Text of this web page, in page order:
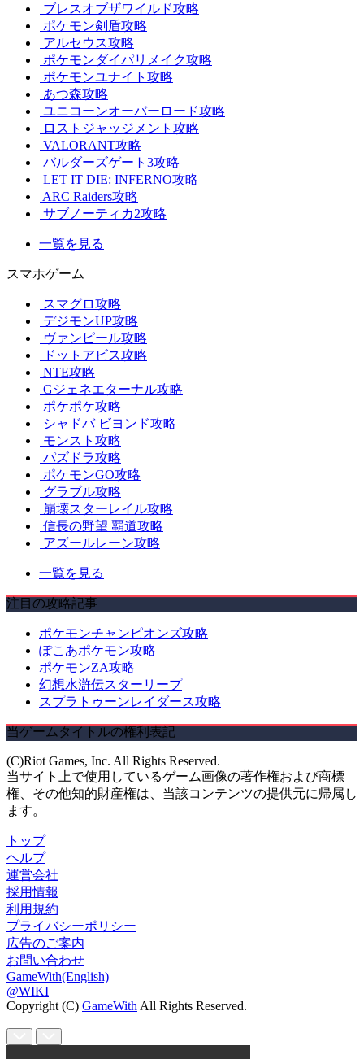
ブレスオブザワイルド攻略
ポケモン剣盾攻略
アルセウス攻略
ポケモンダイパリメイク攻略
ポケモンユナイト攻略
あつ森攻略
ユニコーンオーバーロード攻略
ロストジャッジメント攻略
VALORANT攻略
バルダーズゲート3攻略
LET IT DIE: INFERNO攻略
ARC Raiders攻略
サブノーティカ2攻略
一覧を見る
スマホゲーム
スマグロ攻略
デジモンUP攻略
ヴァンピール攻略
ドットアビス攻略
NTE攻略
Gジェネエターナル攻略
ポケポケ攻略
シャドバ ビヨンド攻略
モンスト攻略
パズドラ攻略
ポケモンGO攻略
グラブル攻略
崩壊スターレイル攻略
信長の野望 覇道攻略
アズールレーン攻略
一覧を見る
注目の攻略記事
ポケモンチャンピオンズ攻略
ぽこあポケモン攻略
ポケモンZA攻略
幻想水滸伝スターリープ
スプラトゥーンレイダース攻略
当ゲームタイトルの権利表記
(C)Riot Games, Inc. All Rights Reserved.
当サイト上で使用しているゲーム画像の著作権および商標
権、その他知的財産権は、当該コンテンツの提供元に帰属し
ます。
トップ
ヘルプ
運営会社
採用情報
利用規約
プライバシーポリシー
広告のご案内
お問い合わせ
GameWith(English)
@WIKI
Copyright (C) GameWith All Rights Reserved.